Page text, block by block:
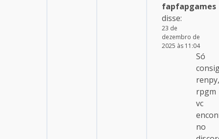
fapfapgames
disse:
23 de
dezembro de
2025 às 11:04
Só
renpy,
rpgm
vc
no